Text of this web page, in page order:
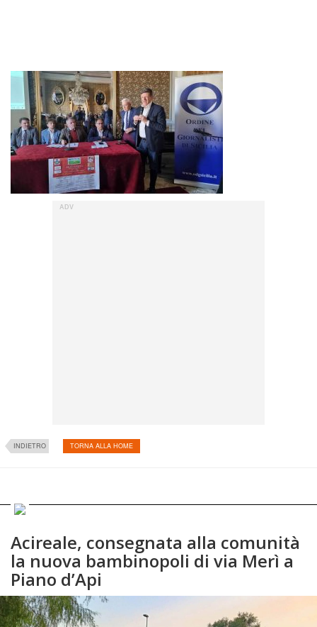
INDIETRO TORNA ALLA HOME
Acireale, consegnata alla comunità
la nuova bambinopoli di via Merì a
Piano d’Api